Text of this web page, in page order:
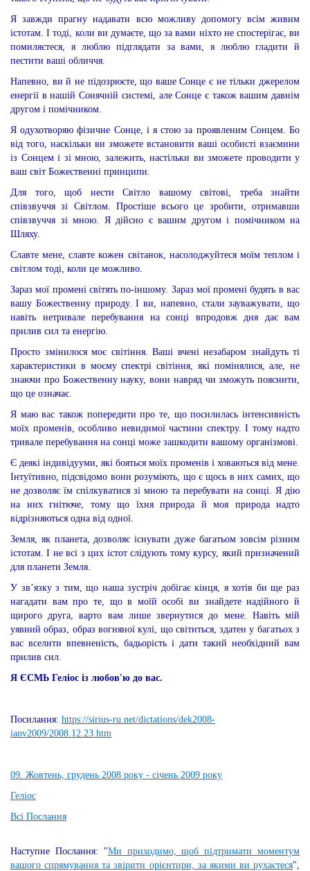
Я завжди прагну надавати всю можливу допомогу всім живим
істотам. І тоді, коли ви думаєте, що за вами ніхто не спостерігає, ви
помиляєтеся, я люблю підглядати за вами, я люблю гладити й
пестити ваші обличчя.
Напевно, ви й не підозрюєте, що ваше Сонце є не тільки джерелом
енергії в нашій Сонячній системі, але Сонце є також вашим давнім
другом і помічником.
Я одухотворяю фізичне Сонце, і я стою за проявленим Сонцем. Бо
від того, наскільки ви зможете встановити ваші особисті взаємини
із Сонцем і зі мною, залежить, настільки ви зможете проводити у
ваш світ Божественні принципи.
Для того, щоб нести Світло вашому світові, треба знайти
співзвуччя зі Світлом. Простіше всього це зробити, отримавши
співзвуччя зі мною. Я дійсно є вашим другом і помічником на
Шляху.
Славте мене, славте кожен світанок, насолоджуйтеся моїм теплом і
світлом тоді, коли це можливо.
Зараз мої промені світять по-іншому. Зараз мої промені будять в вас
вашу Божественну природу. І ви, напевно, стали зауважувати, що
навіть нетривале перебування на сонці впродовж дня дає вам
прилив сил та енергію.
Просто змінилося моє світіння. Ваші вчені незабаром знайдуть ті
характеристики в моєму спектрі світіння, які помінялися, але, не
знаючи про Божественну науку, вони навряд чи зможуть пояснити,
що це означає.
Я маю вас також попередити про те, що посилилась інтенсивність
моїх променів, особливо невидимої частини спектру. І тому надто
тривале перебування на сонці може зашкодити вашому організмові.
Є деякі індивідууми, які бояться моїх променів і ховаються від мене.
Інтуїтивно, підсвідомо вони розуміють, що є щось в них самих, що
не дозволяє їм спілкуватися зі мною та перебувати на сонці. Я дію
на них гнітюче, тому що їхня природа й моя природа надто
відрізняються одна від одної.
Земля, як планета, дозволяє існувати дуже багатьом зовсім різним
істотам. І не всі з цих істот слідують тому курсу, який призначений
для планети Земля.
У зв’язку з тим, що наша зустріч добігає кінця, я хотів би ще раз
нагадати вам про те, що в моїй особі ви знайдете надійного й
щирого друга, варто вам лише звернутися до мене. Навіть мій
уявний образ, образ вогняної кулі, що світиться, здатен у багатьох з
вас вселити впевненість, бадьорість і дати такий необхідний вам
прилив сил.
Я ЄСМЬ Геліос із любов'ю до вас.
Посилання: https://sirius-ru.net/dictations/dek2008-
ianv2009/2008.12.23.htm
09. Жовтень, грудень 2008 року - січень 2009 року
Геліос
Всі Послання
Наступне Послання: "Ми приходимо, щоб підтримати моментум
вашого спрямування та звірити орієнтири, за якими ви рухаєтеся",